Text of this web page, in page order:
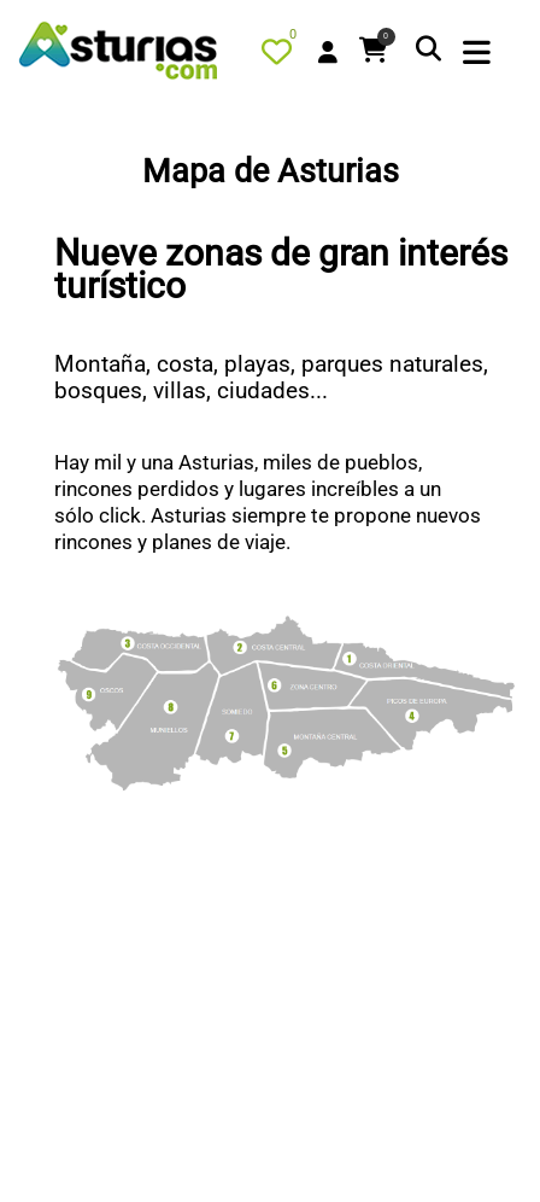
0 0
QUÉ HACER
ALOJAMIENTOS
TURISMO ACTIVO
AGENDA
OFERTAS
CONTACTO
Mapa de Asturias
Nueve zonas de gran interés
turístico
Montaña, costa, playas, parques naturales,
bosques, villas, ciudades...
Hay mil y una Asturias, miles de pueblos,
rincones perdidos y lugares increíbles a un
sólo click. Asturias siempre te propone nuevos
rincones y planes de viaje.